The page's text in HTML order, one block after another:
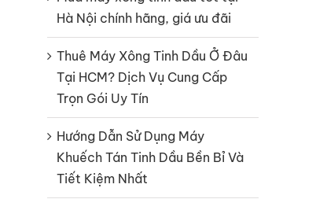
Hà Nội chính hãng, giá ưu đãi
Thuê Máy Xông Tinh Dầu Ở Đâu
Tại HCM? Dịch Vụ Cung Cấp
Trọn Gói Uy Tín
Hướng Dẫn Sử Dụng Máy
Khuếch Tán Tinh Dầu Bền Bỉ Và
Tiết Kiệm Nhất